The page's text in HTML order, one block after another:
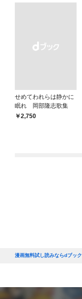
せめてわれらは静かに
眠れ 岡部隆志歌集
￥2,750
漫画無料試し読みならdブック